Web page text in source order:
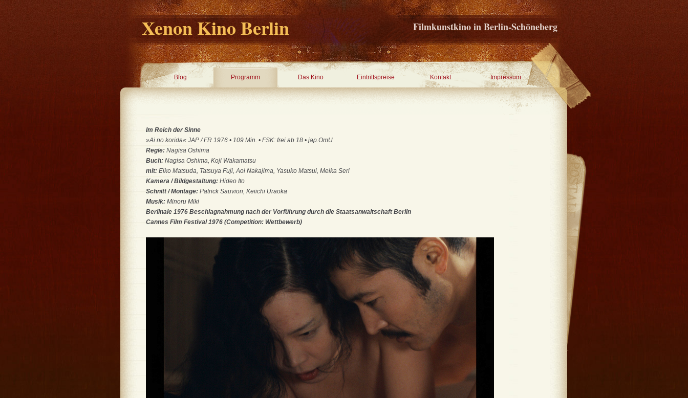
Xenon Kino Berlin Filmkunstkino in Berlin-Schöneberg
Blog Programm Das Kino Eintrittspreise Kontakt Impressum
Im Reich der Sinne
»Ai no korida« JAP / FR 1976 • 109 Min. • FSK: frei ab 18 • jap.OmU
Regie: Nagisa Oshima
Buch: Nagisa Oshima, Koji Wakamatsu
mit: Eiko Matsuda, Tatsuya Fuji, Aoi Nakajima, Yasuko Matsui, Meika Seri
Kamera / Bildgestaltung: Hideo Ito
Schnitt / Montage: Patrick Sauvion, Keiichi Uraoka
Musik: Minoru Miki
Berlinale 1976 Beschlagnahmung nach der Vorführung durch die Staatsanwaltschaft Berlin
Cannes Film Festival 1976 (Competition: Wettbewerb)